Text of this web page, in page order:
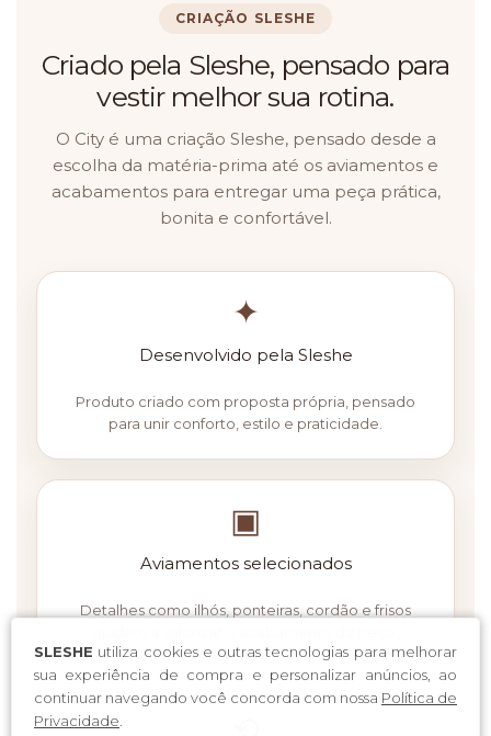
SLESHE utiliza cookies e outras tecnologias para melhorar
sua experiência de compra e personalizar anúncios, ao
continuar navegando você concorda com nossa Política de
Privacidade.
CRIAÇÃO SLESHE
Criado pela Sleshe, pensado para
vestir melhor sua rotina.
O City é uma criação Sleshe, pensado desde a
escolha da matéria-prima até os aviamentos e
acabamentos para entregar uma peça prática,
bonita e confortável.
✦
Desenvolvido pela Sleshe
Produto criado com proposta própria, pensado
para unir conforto, estilo e praticidade.
▣
Aviamentos selecionados
Detalhes como ilhós, ponteiras, cordão e frisos